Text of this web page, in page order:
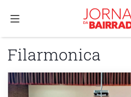
Filarmonica